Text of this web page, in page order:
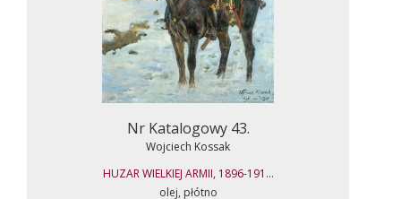
Nr Katalogowy 43.
Wojciech Kossak
HUZAR WIELKIEJ ARMII, 1896-191...
olej, płótno